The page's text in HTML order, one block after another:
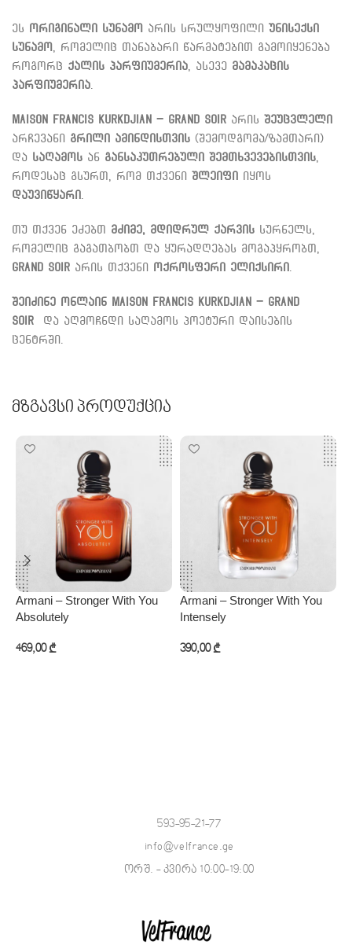
ეს ორიგინალი სუნამო არის სრულყოფილი უნისექსი
სუნამო
, რომელიც თანაბარი წარმატებით გამოიყენება
როგორც ქალის პარფიუმერია , ასევე მამაკაცის
პარფიუმერია
Maison Francis Kurkdjian – Grand Soir არის შეუცვლელი
არჩევანი გრილი ამინდისთვის (შემოდგომა/ზამთარი)
და საღამოს ან განსაკუთრებული შემთხვევებისთვის
როდესაც გსურთ, რომ თქვენი შლეიფი
იყოს
დაუვიწყარი
თუ თქვენ ეძებთ მძიმე, მდიდრულ ქარვის სურნელს,
რომელიც გაგათბობთ და ყურადღებას მოგაპყრობთ,
Grand Soir არის თქვენი ოქროსფერი ელიქსირი
შეიძინე ონლაინ
Maison Francis Kurkdjian – Grand
Soir და აღმოჩნდი საღამოს პოეტური დაისების
ცენტრში.
Მზგავსი Პროდუქცია
Armani – Stronger With You
Absolutely
469,00 ₾
Armani – Stronger With You
Intensely
390,00 ₾
593-95-21-77
info@velfrance.ge
ორშ. - კვირა 10:00-19:00